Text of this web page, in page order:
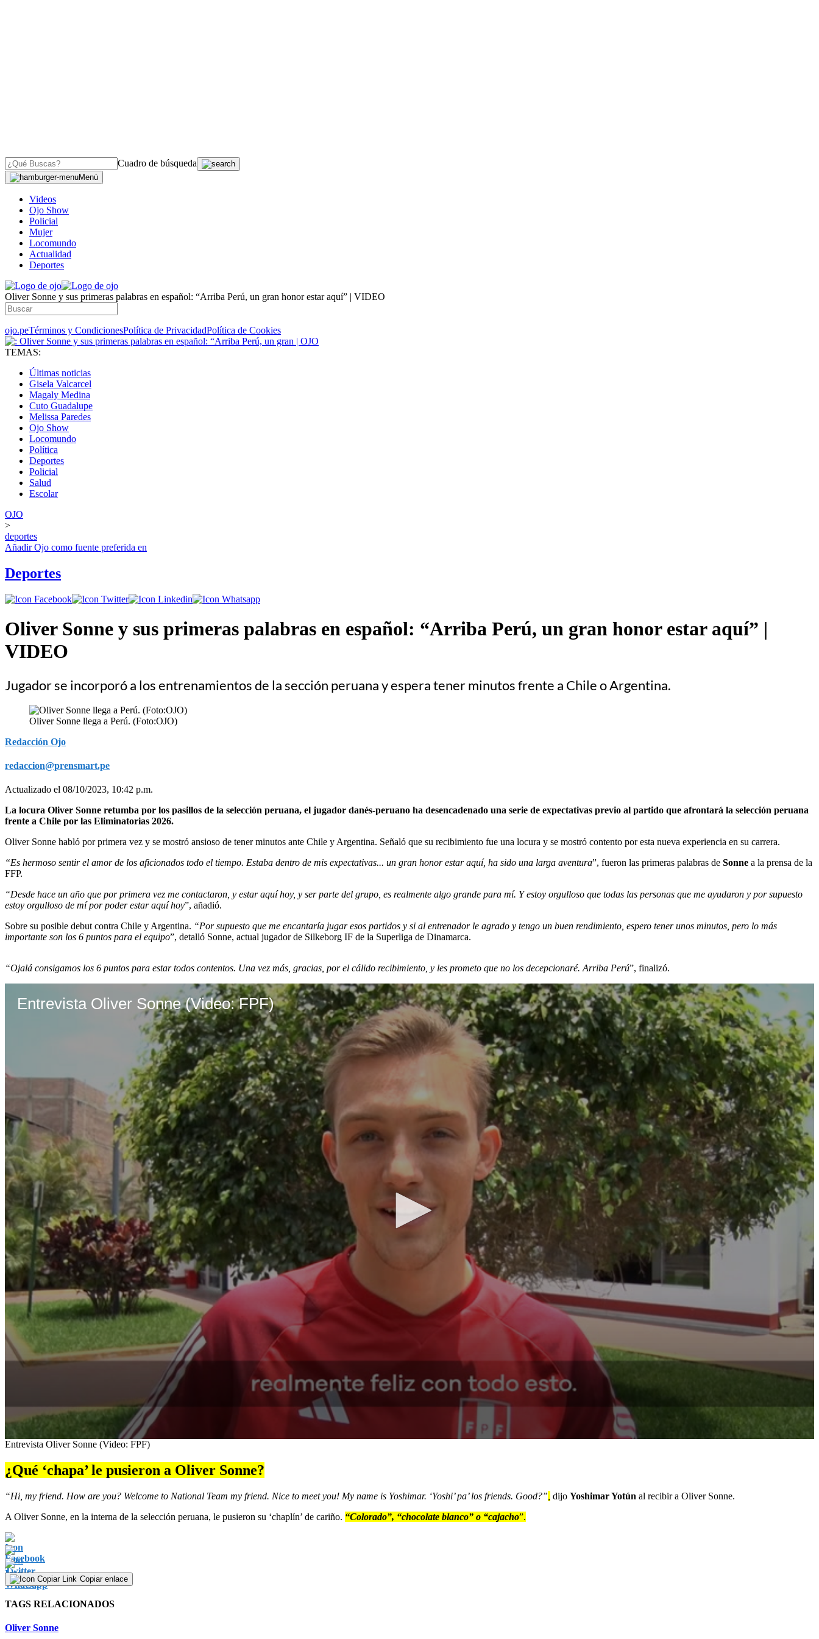
Cuadro de búsqueda
Menú
Videos
Ojo Show
Policial
Mujer
Locomundo
Actualidad
Deportes
Oliver Sonne y sus primeras palabras en español: “Arriba Perú, un gran honor estar aquí” | VIDEO
ojo.peTérminos y CondicionesPolítica de PrivacidadPolítica de Cookies
TEMAS:
Últimas noticias
Gisela Valcarcel
Magaly Medina
Cuto Guadalupe
Melissa Paredes
Ojo Show
Locomundo
Política
Deportes
Policial
Salud
Escolar
OJO
>
deportes
AñadirOjo como fuente preferida en
Deportes
Oliver Sonne y sus primeras palabras en español: “Arriba Perú, un gran honor estar aquí” |
VIDEO
Jugador se incorporó a los entrenamientos de la sección peruana y espera tener minutos frente a Chile o Argentina.
Oliver Sonne llega a Perú. (Foto:OJO)
Redacción Ojo
redaccion@prensmart.pe
Actualizado el 08/10/2023, 10:42 p.m.
La locura Oliver Sonne retumba por los pasillos de la selección peruana, el jugador danés-peruano ha desencadenado una serie de expectativas previo al partido que afrontará la selección peruana
frente a Chile por las Eliminatorias 2026.
Oliver Sonne habló por primera vez y se mostró ansioso de tener minutos ante Chile y Argentina. Señaló que su recibimiento fue una locura y se mostró contento por esta nueva experiencia en su carrera.
“Es hermoso sentir el amor de los aficionados todo el tiempo. Estaba dentro de mis expectativas... un gran honor estar aquí, ha sido una larga aventura”, fueron las primeras palabras de Sonne a la prensa de la
FFP.
“Desde hace un año que por primera vez me contactaron, y estar aquí hoy, y ser parte del grupo, es realmente algo grande para mí. Y estoy orgulloso que todas las personas que me ayudaron y por supuesto
estoy orgulloso de mí por poder estar aquí hoy”, añadió.
Sobre su posible debut contra Chile y Argentina. “Por supuesto que me encantaría jugar esos partidos y si al entrenador le agrado y tengo un buen rendimiento, espero tener unos minutos, pero lo más
importante son los 6 puntos para el equipo”, detalló Sonne, actual jugador de Silkeborg IF de la Superliga de Dinamarca.
“Ojalá consigamos los 6 puntos para estar todos contentos. Una vez más, gracias, por el cálido recibimiento, y les prometo que no los decepcionaré. Arriba Perú”, finalizó.
Entrevista Oliver Sonne (Video: FPF)
0
of
2
18
secondsVolume
90%
Entrevista Oliver Sonne (Video: FPF)
¿Qué ‘chapa’ le pusieron a Oliver Sonne?
“Hi, my friend. How are you? Welcome to National Team my friend. Nice to meet you! My name is Yoshimar. ‘Yoshi’ pa’ los friends. Good?” dijo Yoshimar Yotún al recibir a Oliver Sonne.
A Oliver Sonne, en la interna de la selección peruana, le pusieron su ‘chaplín’ de cariño. “Colorado”, “chocolate blanco” o “cajacho”.
Copiar enlace
TAGS RELACIONADOS
Oliver Sonne